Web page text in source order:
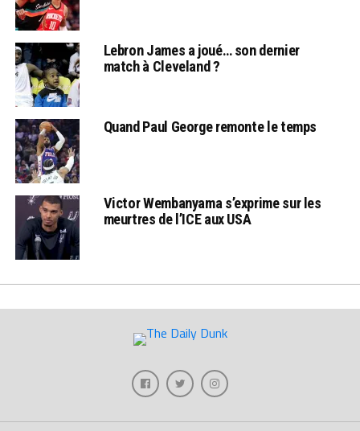
Lebron James a joué… son dernier
match à Cleveland ?
Quand Paul George remonte le temps
Victor Wembanyama s’exprime sur les
meurtres de l’ICE aux USA